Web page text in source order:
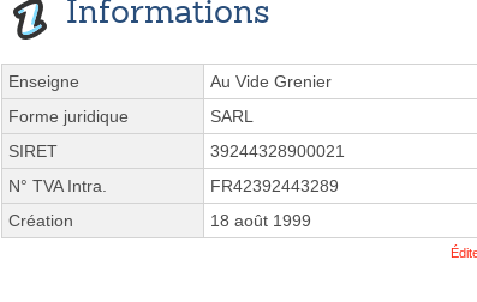
Informations
Enseigne
Au Vide Grenier
Forme juridique
SARL
SIRET
39244328900021
N° TVA Intra.
FR42392443289
Création
18 août 1999